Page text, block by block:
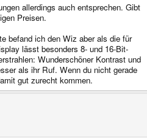
allerdings auch entsprechen. Gibt
Preisen.
befand ich den Wiz aber als die für
lässt besonders 8- und 16-Bit-
Wunderschöner Kontrast und
als ihr Ruf. Wenn du nicht gerade
gut zurecht kommen.